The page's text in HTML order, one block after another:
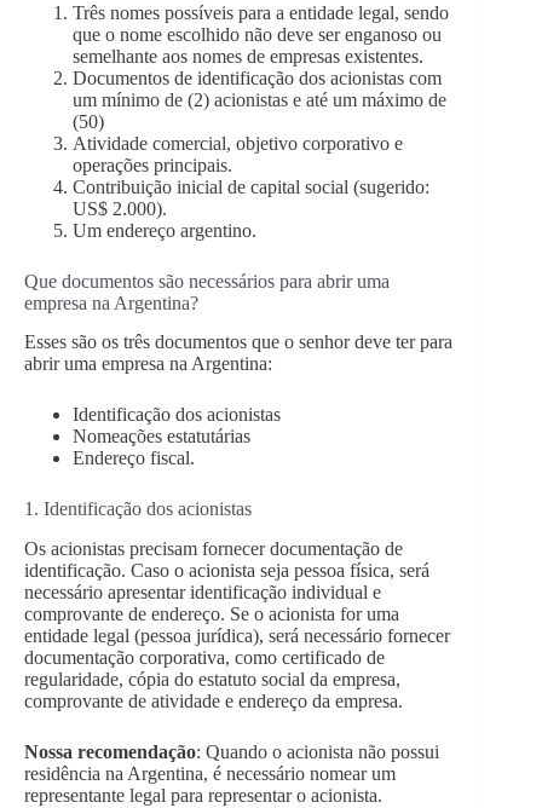
Três nomes possíveis para a entidade legal, sendo
que o nome escolhido não deve ser enganoso ou
semelhante aos nomes de empresas existentes.
Documentos de identificação dos acionistas com
um mínimo de (2) acionistas e até um máximo de
(50)
Atividade comercial, objetivo corporativo e
operações principais.
Contribuição inicial de capital social (sugerido:
US$ 2.000).
Um endereço argentino.
Que documentos são necessários para abrir uma
empresa na Argentina?
Esses são os três documentos que o senhor deve ter para
abrir uma empresa na Argentina:
Identificação dos acionistas
Nomeações estatutárias
Endereço fiscal.
1. Identificação dos acionistas
Os acionistas precisam fornecer documentação de
identificação. Caso o acionista seja pessoa física, será
necessário apresentar identificação individual e
comprovante de endereço. Se o acionista for uma
entidade legal (pessoa jurídica), será necessário fornecer
documentação corporativa, como certificado de
regularidade, cópia do estatuto social da empresa,
comprovante de atividade e endereço da empresa.
Nossa recomendação: Quando o acionista não possui
residência na Argentina, é necessário nomear um
representante legal para representar o acionista.